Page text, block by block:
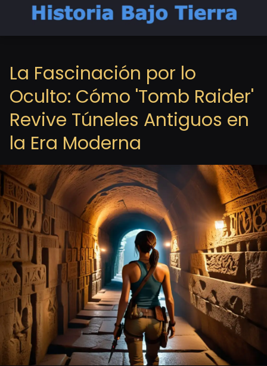
La Fascinación por lo
Oculto: Cómo 'Tomb Raider'
Revive Túneles Antiguos en
la Era Moderna